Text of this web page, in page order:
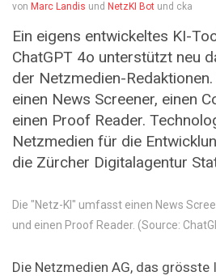
von Marc Landis und NetzKI Bot und cka
Ein eigens entwickeltes KI-
ChatGPT 4o unterstützt neu
der Netzmedien-
einen News Screener, einen
einen Proof Reader.
Netzmedien für die
die Zürcher Digitalagentur
Die "Netz-KI" umfasst einen News
und einen Proof Reader. (Source:
Die Netzmedien AG, das grösste